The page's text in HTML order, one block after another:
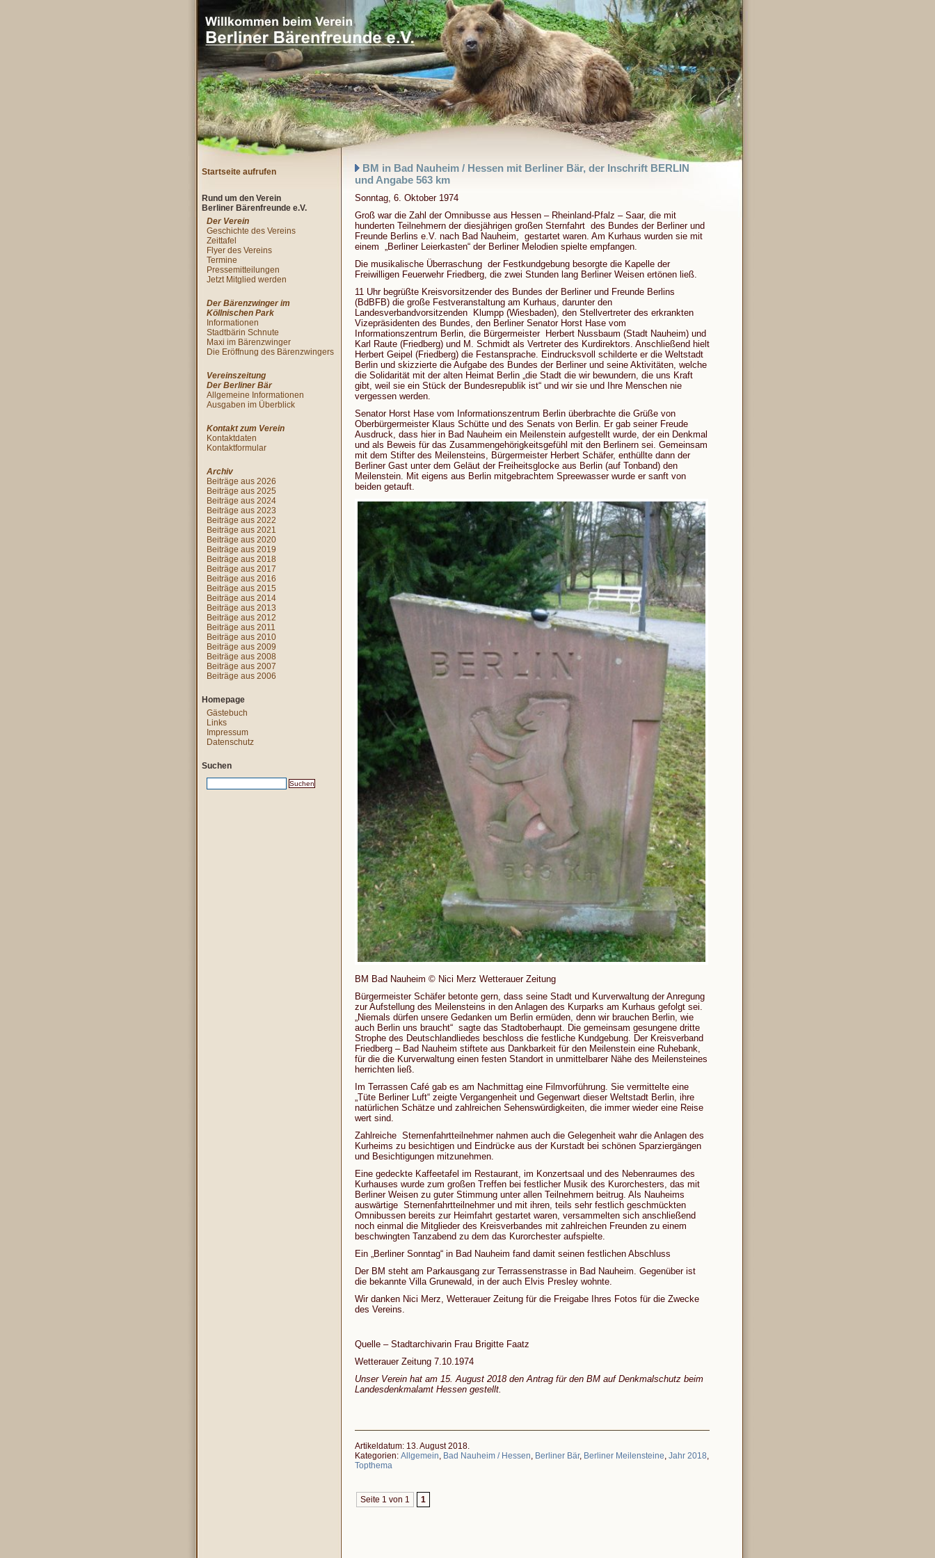
BM in Bad Nauheim / Hessen mit Berliner Bär, der Inschrift BERLIN
und Angabe 563 km
Sonntag, 6. Oktober 1974
Groß war die Zahl der Omnibusse aus Hessen – Rheinland-Pfalz – Saar, die mit
hunderten Teilnehmern der diesjährigen großen Sternfahrt des Bundes der Berliner und
Freunde Berlins e.V. nach Bad Nauheim, gestartet waren. Am Kurhaus wurden sie mit
einem „Berliner Leierkasten“ der Berliner Melodien spielte empfangen.
Die musikalische Überraschung der Festkundgebung besorgte die Kapelle der
Freiwilligen Feuerwehr Friedberg, die zwei Stunden lang Berliner Weisen ertönen ließ.
11 Uhr begrüßte Kreisvorsitzender des Bundes der Berliner und Freunde Berlins
(BdBFB) die große Festveranstaltung am Kurhaus, darunter den
Landesverbandvorsitzenden Klumpp (Wiesbaden), den Stellvertreter des erkrankten
Vizepräsidenten des Bundes, den Berliner Senator Horst Hase vom
Informationszentrum Berlin, die Bürgermeister Herbert Nussbaum (Stadt Nauheim) und
Karl Raute (Friedberg) und M. Schmidt als Vertreter des Kurdirektors. Anschließend hielt
Herbert Geipel (Friedberg) die Festansprache. Eindrucksvoll schilderte er die Weltstadt
Berlin und skizzierte die Aufgabe des Bundes der Berliner und seine Aktivitäten, welche
die Solidarität mit der alten Heimat Berlin „die Stadt die wir bewundern, die uns Kraft
gibt, weil sie ein Stück der Bundesrepublik ist“ und wir sie und Ihre Menschen nie
vergessen werden.
Senator Horst Hase vom Informationszentrum Berlin überbrachte die Grüße von
Oberbürgermeister Klaus Schütte und des Senats von Berlin. Er gab seiner Freude
Ausdruck, dass hier in Bad Nauheim ein Meilenstein aufgestellt wurde, der ein Denkmal
und als Beweis für das Zusammengehörigkeitsgefühl mit den Berlinern sei. Gemeinsam
mit dem Stifter des Meilensteins, Bürgermeister Herbert Schäfer, enthüllte dann der
Berliner Gast unter dem Geläut der Freiheitsglocke aus Berlin (auf Tonband) den
Meilenstein. Mit eigens aus Berlin mitgebrachtem Spreewasser wurde er sanft von
beiden getauft.
BM Bad Nauheim © Nici Merz Wetterauer Zeitung
Bürgermeister Schäfer betonte gern, dass seine Stadt und Kurverwaltung der Anregung
zur Aufstellung des Meilensteins in den Anlagen des Kurparks am Kurhaus gefolgt sei.
„Niemals dürfen unsere Gedanken um Berlin ermüden, denn wir brauchen Berlin, wie
auch Berlin uns braucht“ sagte das Stadtoberhaupt. Die gemeinsam gesungene dritte
Strophe des Deutschlandliedes beschloss die festliche Kundgebung. Der Kreisverband
Friedberg – Bad Nauheim stiftete aus Dankbarkeit für den Meilenstein eine Ruhebank,
für die die Kurverwaltung einen festen Standort in unmittelbarer Nähe des Meilensteines
herrichten ließ.
Im Terrassen Café gab es am Nachmittag eine Filmvorführung. Sie vermittelte eine
„Tüte Berliner Luft“ zeigte Vergangenheit und Gegenwart dieser Weltstadt Berlin, ihre
natürlichen Schätze und zahlreichen Sehenswürdigkeiten, die immer wieder eine Reise
wert sind.
Zahlreiche Sternenfahrtteilnehmer nahmen auch die Gelegenheit wahr die Anlagen des
Kurheims zu besichtigen und Eindrücke aus der Kurstadt bei schönen Sparziergängen
und Besichtigungen mitzunehmen.
Eine gedeckte Kaffeetafel im Restaurant, im Konzertsaal und des Nebenraumes des
Kurhauses wurde zum großen Treffen bei festlicher Musik des Kurorchesters, das mit
Berliner Weisen zu guter Stimmung unter allen Teilnehmern beitrug. Als Nauheims
auswärtige Sternenfahrtteilnehmer und mit ihren, teils sehr festlich geschmückten
Omnibussen bereits zur Heimfahrt gestartet waren, versammelten sich anschließend
noch einmal die Mitglieder des Kreisverbandes mit zahlreichen Freunden zu einem
beschwingten Tanzabend zu dem das Kurorchester aufspielte.
Ein „Berliner Sonntag“ in Bad Nauheim fand damit seinen festlichen Abschluss
Der BM steht am Parkausgang zur Terrassenstrasse in Bad Nauheim. Gegenüber ist
die bekannte Villa Grunewald, in der auch Elvis Presley wohnte.
Wir danken Nici Merz, Wetterauer Zeitung für die Freigabe Ihres Fotos für die Zwecke
des Vereins.
Quelle – Stadtarchivarin Frau Brigitte Faatz
Wetterauer Zeitung 7.10.1974
Unser Verein hat am 15. August 2018 den Antrag für den BM auf Denkmalschutz beim
Landesdenkmalamt Hessen gestellt.
Artikeldatum: 13. August 2018.
Kategorien: Allgemein, Bad Nauheim / Hessen, Berliner Bär, Berliner Meilensteine, Jahr 2018,
Topthema
Seite 1 von 1 1
Startseite aufrufen
Rund um den Verein
Berliner Bärenfreunde e.V.
Der Verein
Geschichte des Vereins
Zeittafel
Flyer des Vereins
Termine
Pressemitteilungen
Jetzt Mitglied werden
Der Bärenzwinger im
Köllnischen Park
Informationen
Stadtbärin Schnute
Maxi im Bärenzwinger
Die Eröffnung des Bärenzwingers
Vereinszeitung
Der Berliner Bär
Allgemeine Informationen
Ausgaben im Überblick
Kontakt zum Verein
Kontaktdaten
Kontaktformular
Archiv
Beiträge aus 2026
Beiträge aus 2025
Beiträge aus 2024
Beiträge aus 2023
Beiträge aus 2022
Beiträge aus 2021
Beiträge aus 2020
Beiträge aus 2019
Beiträge aus 2018
Beiträge aus 2017
Beiträge aus 2016
Beiträge aus 2015
Beiträge aus 2014
Beiträge aus 2013
Beiträge aus 2012
Beiträge aus 2011
Beiträge aus 2010
Beiträge aus 2009
Beiträge aus 2008
Beiträge aus 2007
Beiträge aus 2006
Homepage
Gästebuch
Links
Impressum
Datenschutz
Suchen